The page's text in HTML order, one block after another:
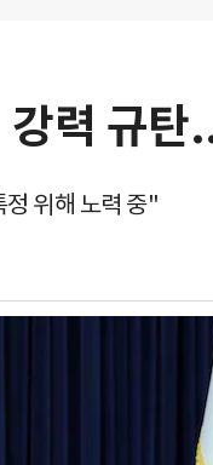
력 규탄
위해 노력 중"